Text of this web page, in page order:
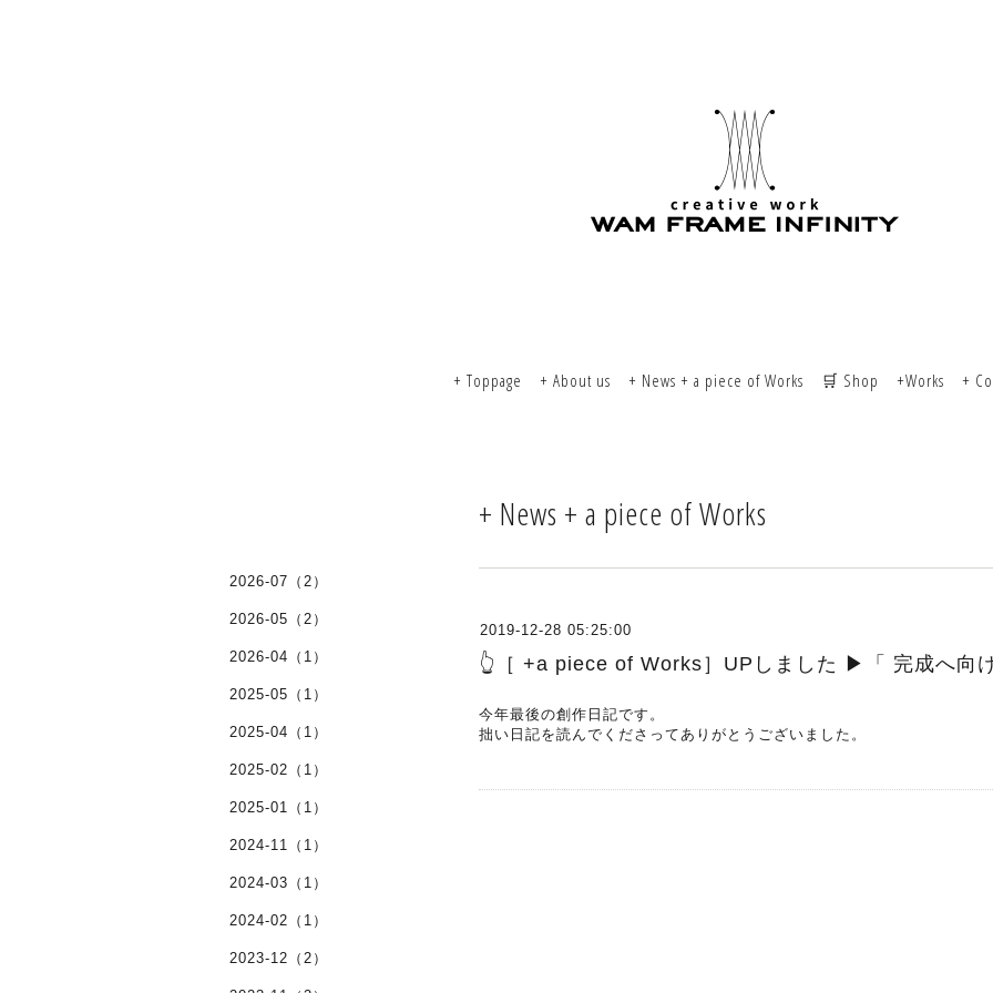
+ Toppage + About us + News + a piece of Works 🛒 Shop +Works +
+ News + a piece of Works
2019-12-28 05:25:00
👆［ +a piece of Works］UPしました ▶︎「 完成へ向
今年最後の創作日記です。
拙い日記を読んでくださってありがとうございました。
2026-07（2）
2026-05（2）
2026-04（1）
2025-05（1）
2025-04（1）
2025-02（1）
2025-01（1）
2024-11（1）
2024-03（1）
2024-02（1）
2023-12（2）